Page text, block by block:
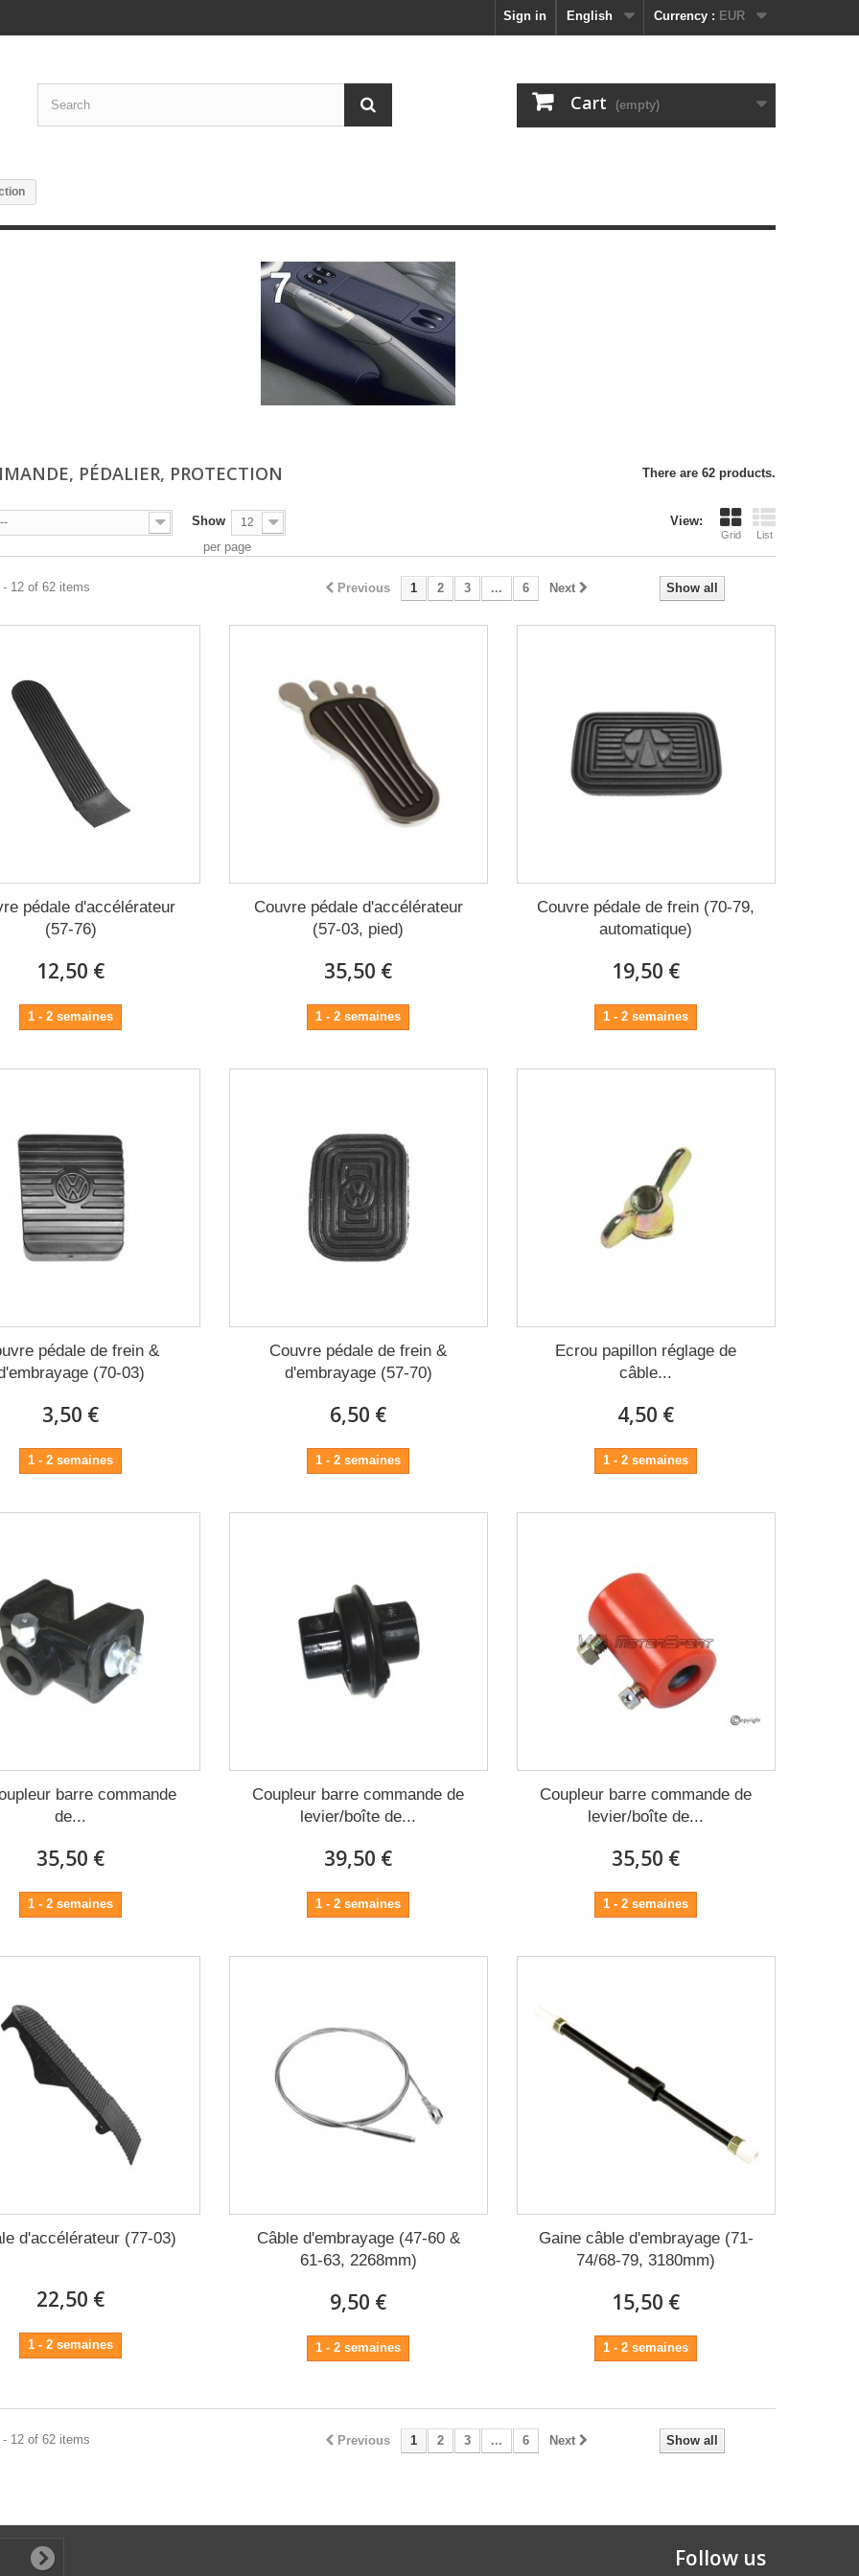
Currency : EUR
English
Sign in
Cart (empty)
PÉDALIER, PROTECTION There are 62 products.
View:
Grid List
-- Show 12
per page
Show all
Previous 1 2 3 ... 6 Next
12 of 62 items
pédale d'accélérateur
(57-76)
12,50 €
1 - 2 semaines
Couvre pédale d'accélérateur
(57-03, pied)
35,50 €
1 - 2 semaines
Couvre pédale de frein (70-79,
automatique)
19,50 €
1 - 2 semaines
pédale de frein &
(70-03)
3,50 €
1 - 2 semaines
Couvre pédale de frein &
d'embrayage (57-70)
6,50 €
1 - 2 semaines
Ecrou papillon réglage de
câble...
4,50 €
1 - 2 semaines
barre commande
de...
35,50 €
1 - 2 semaines
Coupleur barre commande de
levier/boîte de...
39,50 €
1 - 2 semaines
Coupleur barre commande de
levier/boîte de...
35,50 €
1 - 2 semaines
d'accélérateur (77-03)
22,50 €
1 - 2 semaines
Câble d'embrayage (47-60 &
61-63, 2268mm)
9,50 €
1 - 2 semaines
Gaine câble d'embrayage (71-
74/68-79, 3180mm)
15,50 €
1 - 2 semaines
Show all
Previous 1 2 3 ... 6 Next
12 of 62 items
Follow us